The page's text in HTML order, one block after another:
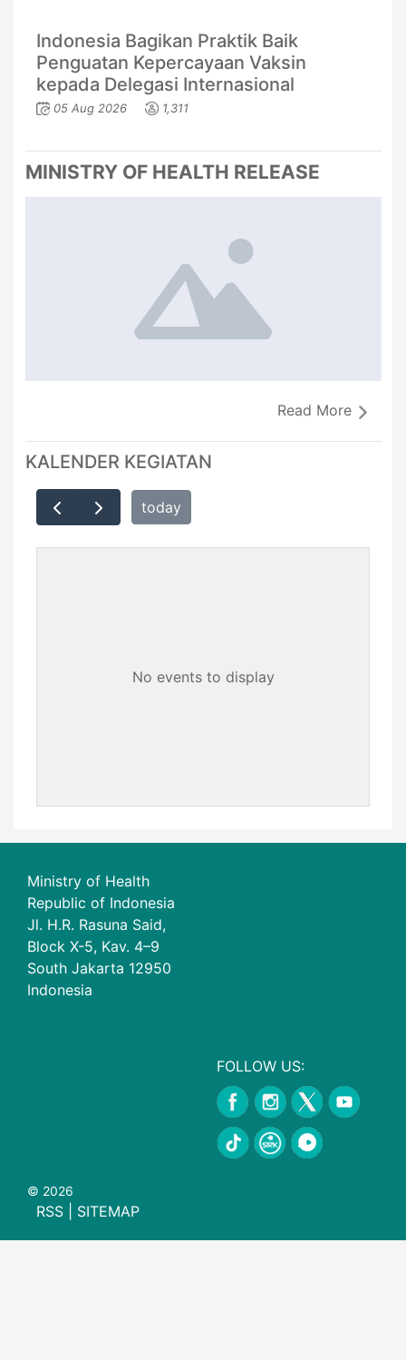
Indonesia Bagikan Praktik Baik
Penguatan Kepercayaan Vaksin
kepada Delegasi Internasional
05 Aug 2026 1,311
MINISTRY OF HEALTH RELEASE
Read More
KALENDER KEGIATAN
today
No events to display
Ministry of Health
Republic of Indonesia
Jl. H.R. Rasuna Said,
Block X-5, Kav. 4–9
South Jakarta 12950
Indonesia
FOLLOW US:
© 2026
RSS SITEMAP